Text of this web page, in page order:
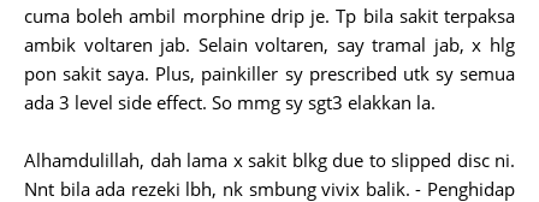
cuma boleh ambil morphine drip je. Tp bila sakit terpaksa
ambik voltaren jab. Selain voltaren, say tramal jab, x hlg
pon sakit saya. Plus, painkiller sy prescribed utk sy semua
ada 3 level side effect. So mmg sy sgt3 elakkan la.
Alhamdulillah, dah lama x sakit blkg due to slipped disc ni.
Nnt bila ada rezeki lbh, nk smbung vivix balik. - Penghidap